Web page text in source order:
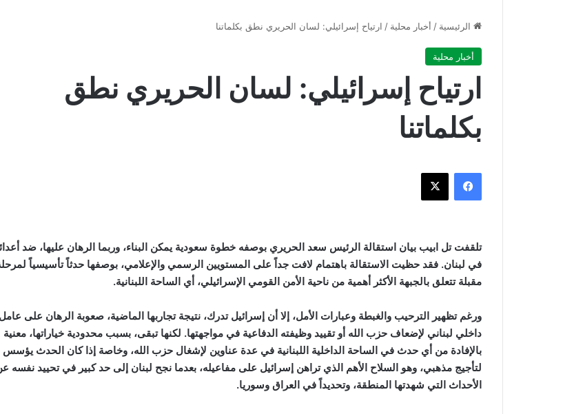
الرئيسية / أخبار محلية / ارتياح إسرائيلي: لسان الحريري نطق بكلماتنا
أخبار محلية
ارتياح إسرائيلي: لسان الحريري نطق
بكلماتنا
فيسبوك
تلقفت تل ابيب بيان استقالة الرئيس سعد الحريري بوصفه خطوة سعودية يمكن البناء، وربما الرهان عليها، ضد
في لبنان. فقد حظيت الاستقالة باهتمام لافت جداً على المستويين الرسمي والإعلامي، بوصفها حدثاً تأسيسياً
مقبلة تتعلق بالجبهة الأكثر أهمية من ناحية الأمن القومي الإسرائيلي، أي الساحة اللبنانية.
ورغم تظهير الترحيب والغبطة وعبارات الأمل، إلا أن إسرائيل تدرك، نتيجة تجاربها الماضية، صعوبة الرهان على عامل
داخلي لبناني لإضعاف حزب الله أو تقييد وظيفته الدفاعية في مواجهتها. لكنها تبقى، بسبب محدودية خياراتها، معنية
بالإفادة من أي حدث في الساحة الداخلية اللبنانية في عدة عناوين لإشغال حزب الله، وخاصة إذا كان الحدث يؤسس
لتأجيج مذهبي، وهو السلاح الأهم الذي تراهن إسرائيل على مفاعيله، بعدما نجح لبنان إلى حد كبير في تحييد نفسه
الأحداث التي شهدتها المنطقة، وتحديداً في العراق وسوريا.